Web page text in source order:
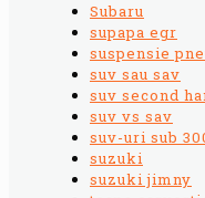
Subaru
supapa egr
suspensie
suv sau sav
suv second
suv vs sav
suv-uri sub
suzuki
suzuki jimny